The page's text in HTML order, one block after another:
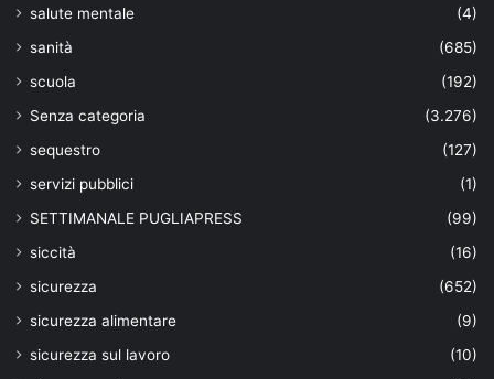
salute mentale
(4)
sanità
(685)
scuola
(192)
Senza categoria
(3.276)
sequestro
(127)
servizi pubblici
(1)
SETTIMANALE PUGLIAPRESS
(99)
siccità
(16)
sicurezza
(652)
sicurezza alimentare
(9)
sicurezza sul lavoro
(10)